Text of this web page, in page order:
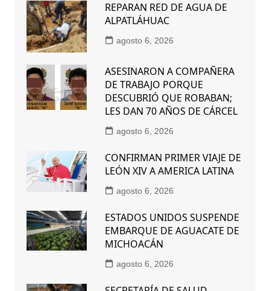
REPARAN RED DE AGUA DE
ALPATLÁHUAC
agosto 6, 2026
ASESINARON A COMPAÑERA
DE TRABAJO PORQUE
DESCUBRIÓ QUE ROBABAN;
LES DAN 70 AÑOS DE CÁRCEL
agosto 6, 2026
CONFIRMAN PRIMER VIAJE DE
LEÓN XIV A AMERICA LATINA
agosto 6, 2026
ESTADOS UNIDOS SUSPENDE
EMBARQUE DE AGUACATE DE
MICHOACÁN
agosto 6, 2026